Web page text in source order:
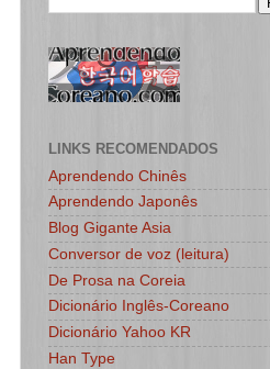
LINKS RECOMENDADOS
Aprendendo Chinês
Aprendendo Japonês
Blog Gigante Asia
Conversor de voz (leitura)
De Prosa na Coreia
Dicionário Inglês-Coreano
Dicionário Yahoo KR
Han Type